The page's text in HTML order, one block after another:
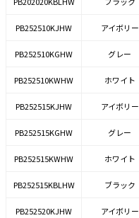
PB252510KJHW アイボリー
PB252510KGHW グレー
PB252510KWHW ホワイト
PB252515KJHW アイボリー
PB252515KGHW グレー
PB252515KWHW ホワイト
PB252515KBLHW ブラック
PB252520KJHW アイボリー